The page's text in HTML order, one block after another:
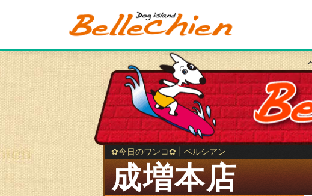
✿今日のワンコ✿ | ベルシアン
成増本店